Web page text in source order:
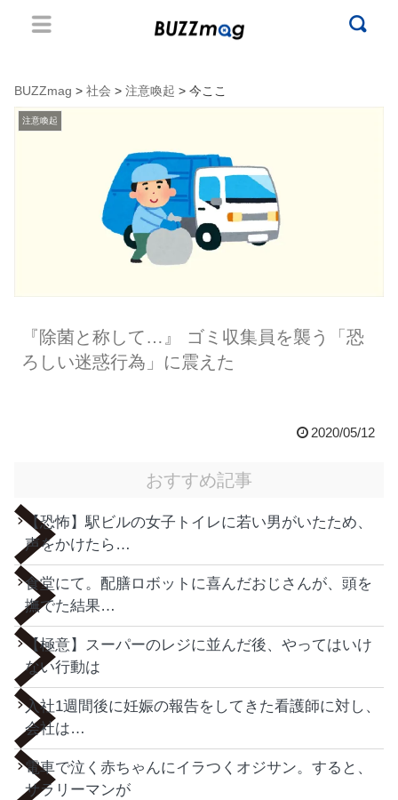
BUZZmag > 社会 > 注意喚起 > 今ここ
注意喚起
『除菌と称して…』 ゴミ収集員を襲う「恐
ろしい迷惑行為」に震えた
2020/05/12
おすすめ記事
【恐怖】駅ビルの女子トイレに若い男がいたため、
声をかけたら…
食堂にて。配膳ロボットに喜んだおじさんが、頭を
撫でた結果…
【極意】スーパーのレジに並んだ後、やってはいけ
ない行動は
入社1週間後に妊娠の報告をしてきた看護師に対し、
会社は…
電車で泣く赤ちゃんにイラつくオジサン。すると、
サラリーマンが